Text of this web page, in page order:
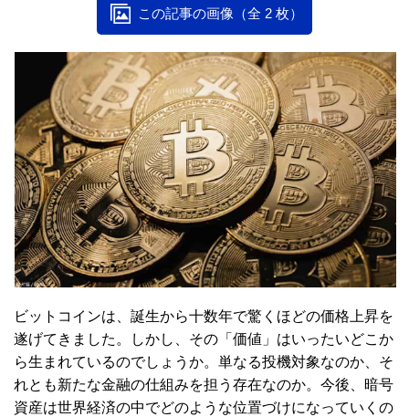
この記事の画像（全 2 枚）
ビットコインは、誕生から十数年で驚くほどの価格上昇を
遂げてきました。しかし、その「価値」はいったいどこか
ら生まれているのでしょうか。単なる投機対象なのか、そ
れとも新たな金融の仕組みを担う存在なのか。今後、暗号
資産は世界経済の中でどのような位置づけになっていくの